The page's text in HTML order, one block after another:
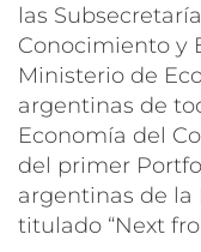
las
Conocimiento y
Ministerio de
argentinas de
Economía del
del primer
argentinas de la
titulado “Next